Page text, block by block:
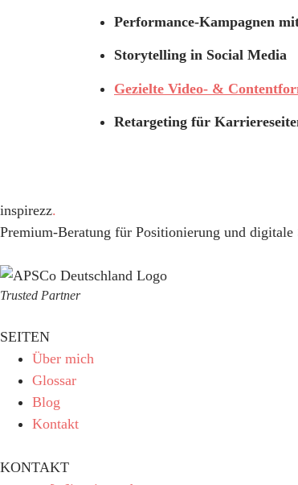
Performance-Kampagnen
Storytelling in Social Media
Gezielte Video- &
Retargeting für
inspirezz.
Premium-Beratung für Positionierung und
Trusted Partner
SEITEN
Über mich
Glossar
Blog
Kontakt
KONTAKT